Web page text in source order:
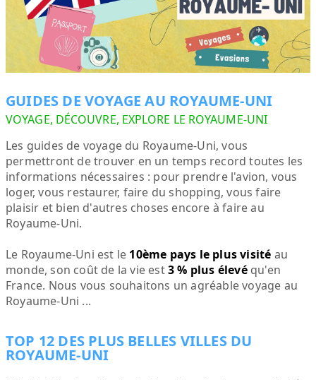
GUIDES DE VOYAGE AU ROYAUME-UNI
VOYAGE, DÉCOUVRE, EXPLORE LE ROYAUME-UNI
Les guides de voyage du Royaume-Uni, vous
permettront de trouver en un temps record toutes les
informations nécessaires : pour prendre l'avion, vous
loger, vous restaurer, faire du shopping, vous faire
plaisir et bien d'autres choses encore à faire au
Royaume-Uni.
Le Royaume-Uni est le 10ème pays le plus visité au
monde, son coût de la vie est3 % plus élevéqu'en
France. Nous vous souhaitons un agréable voyage au
Royaume-Uni ...
TOP 12 DES PLUS BELLES VILLES DU
ROYAUME-UNI